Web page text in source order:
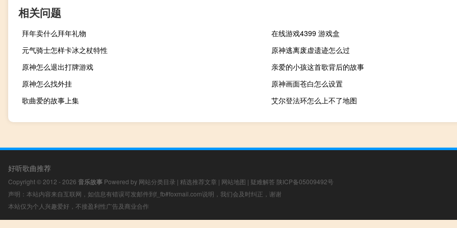
相关问题
拜年卖什么拜年礼物
在线游戏4399 游戏盒
元气骑士怎样卡冰之杖特性
原神逃离废虚遗迹怎么过
原神怎么退出打牌游戏
亲爱的小孩这首歌背后的故事
原神怎么找外挂
原神画面苍白怎么设置
歌曲爱的故事上集
艾尔登法环怎么上不了地图
好听歌曲推荐
Copyright © 2012 - 2026 音乐故事 Powered by 网站分类目录 | 精选推荐文章 | 网站地图 | 疑难解答 陕ICP备05009492号
声明：本站内容来自互联网，如信息有错误可发邮件到f_fb#foxmail.com说明，我们会及时纠正，谢谢
本站仅为个人兴趣爱好，不接盈利性广告及商业合作